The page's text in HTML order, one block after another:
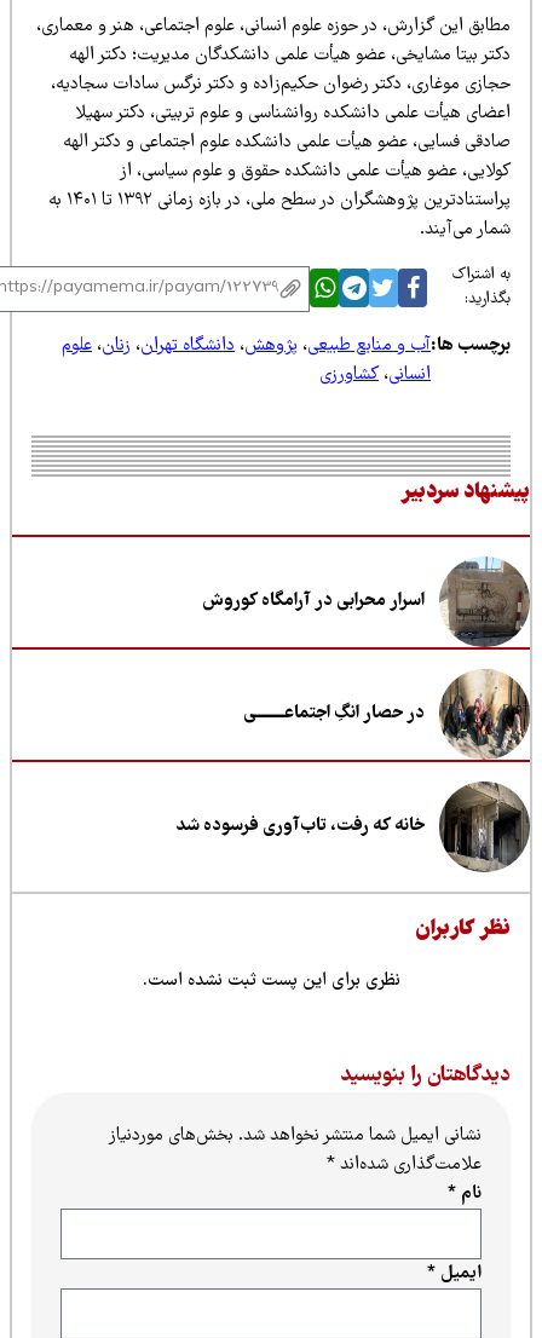
این گزارش، در حوزه علوم انسانی، علوم اجتماعی، هنر و معماری،
بیتا مشایخی، عضو هیأت علمی دانشکدگان مدیریت؛ دکتر الهه
موغاری، دکتر رضوان حکیم‌زاده و دکتر نرگس سادات سجادیه،
هیأت علمی دانشکده روانشناسی و علوم تربیتی، دکتر سهیلا
فسایی، عضو هیأت علمی دانشکده علوم اجتماعی و دکتر الهه
عضو هیأت علمی دانشکده حقوق و علوم سیاسی، از
پراستنادترین پژوهشگران در سطح ملی، در بازه زمانی ۱۳۹۲ تا ۱۴۰۱ به
می‌آیند.
اشتراک
ها:آب و منابع طبیعی،پژوهش،دانشگاه تهران،زنان، علوم
انسانی،کشاورزی
سردبیر
اسرار محرابی در آرامگاه کوروش
در حصار انگِ اجتماعــــــــی
خانه که رفت، تاب‌آوری فرسوده شد
کاربران
نظری برای این پست ثبت نشده است.
را بنویسید
نشانی ایمیل شما منتشر نخواهد شد.بخش‌های موردنیاز
علامت‌گذاری شده‌اند*
ایمیل*